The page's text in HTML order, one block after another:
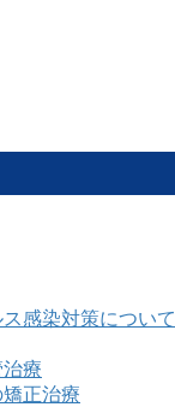
感染対策について
療
正治療